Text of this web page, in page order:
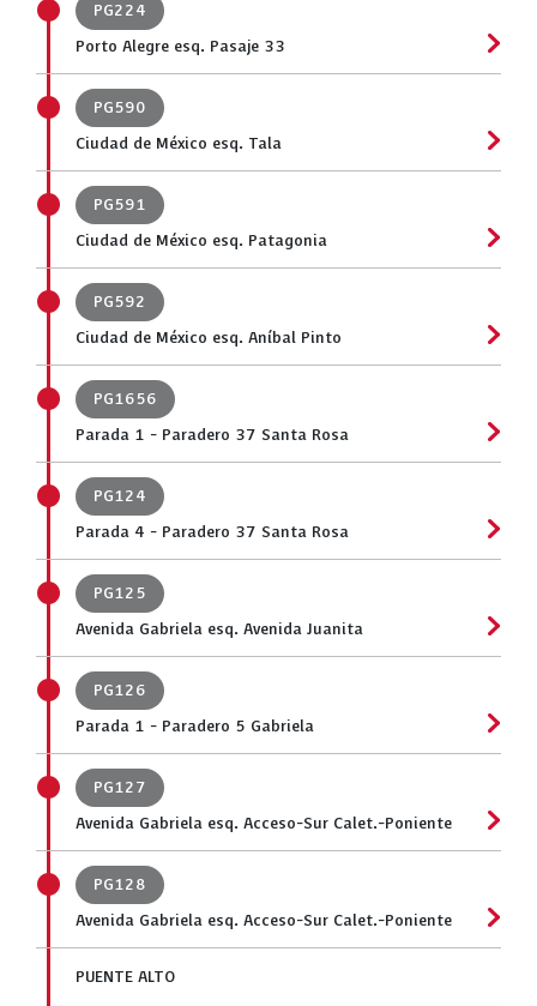
PG224
Porto Alegre esq. Pasaje 33
PG590
Ciudad de México esq. Tala
PG591
Ciudad de México esq. Patagonia
PG592
Ciudad de México esq. Aníbal Pinto
PG1656
Parada 1 - Paradero 37 Santa Rosa
PG124
Parada 4 - Paradero 37 Santa Rosa
PG125
Avenida Gabriela esq. Avenida Juanita
PG126
Parada 1 - Paradero 5 Gabriela
PG127
Avenida Gabriela esq. Acceso-Sur Calet.-Poniente
PG128
Avenida Gabriela esq. Acceso-Sur Calet.-Poniente
PUENTE ALTO